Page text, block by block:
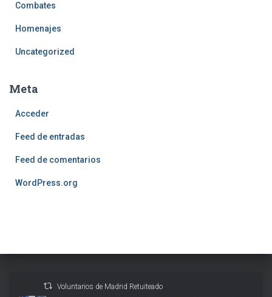
Combates
Homenajes
Uncategorized
Meta
Acceder
Feed de entradas
Feed de comentarios
WordPress.org
Voluntarios de Madrid Retuiteado